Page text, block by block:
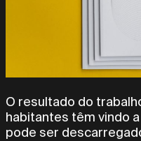
O resultado do
habitantes têm vindo
pode ser